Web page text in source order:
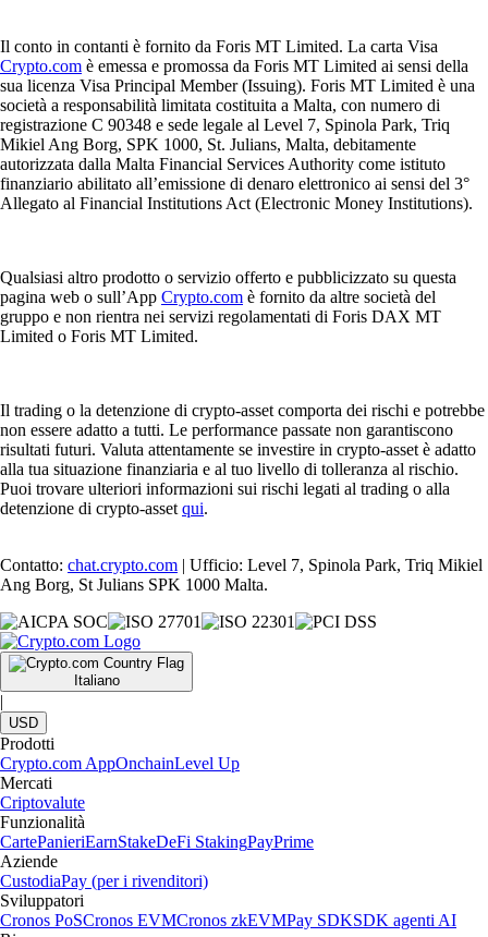
Il conto in contanti è fornito da Foris MT Limited. La carta Visa
Crypto.com è emessa e promossa da Foris MT Limited ai sensi della
sua licenza Visa Principal Member (Issuing). Foris MT Limited è una
società a responsabilità limitata costituita a Malta, con numero di
registrazione C 90348 e sede legale al Level 7, Spinola Park, Triq
Mikiel Ang Borg, SPK 1000, St. Julians, Malta, debitamente
autorizzata dalla Malta Financial Services Authority come istituto
finanziario abilitato all’emissione di denaro elettronico ai sensi del 3°
Allegato al Financial Institutions Act (Electronic Money Institutions).
Qualsiasi altro prodotto o servizio offerto e pubblicizzato su questa
pagina web o sull’App Crypto.com è fornito da altre società del
gruppo e non rientra nei servizi regolamentati di Foris DAX MT
Limited o Foris MT Limited.
Il trading o la detenzione di crypto-asset comporta dei rischi e potrebbe
non essere adatto a tutti. Le performance passate non garantiscono
risultati futuri. Valuta attentamente se investire in crypto-asset è adatto
alla tua situazione finanziaria e al tuo livello di tolleranza al rischio.
Puoi trovare ulteriori informazioni sui rischi legati al trading o alla
detenzione di crypto-asset qui.
Contatto: chat.crypto.com | Ufficio: Level 7, Spinola Park, Triq Mikiel
Ang Borg, St Julians SPK 1000 Malta.
Italiano
|
USD
Prodotti
Crypto.com AppOnchainLevel Up
Mercati
Criptovalute
Funzionalità
CartePanieriEarnStakeDeFi StakingPayPrime
Aziende
CustodiaPay (per i rivenditori)
Sviluppatori
Cronos PoSCronos EVMCronos zkEVMPay SDKSDK agenti AI